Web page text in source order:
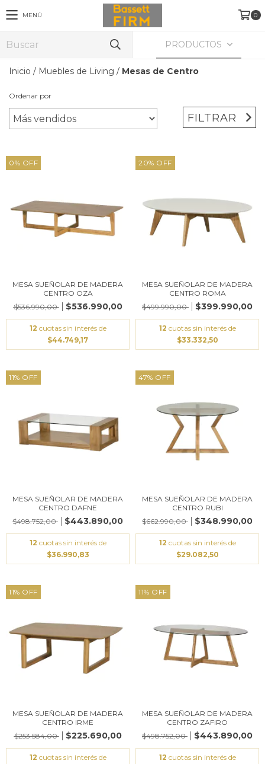
MENÚ 0
PRODUCTOS
Inicio / Muebles de Living / Mesas de Centro
Ordenar por
FILTRAR
0% OFF
MESA SUEÑOLAR DE MADERA
CENTRO OZA
$536.990,00
$536.990,00
12 cuotas sin interés de
$44.749,17
20% OFF
MESA SUEÑOLAR DE MADERA
CENTRO ROMA
$499.990,00
$399.990,00
12 cuotas sin interés de
$33.332,50
11% OFF
MESA SUEÑOLAR DE MADERA
CENTRO DAFNE
$498.752,00
$443.890,00
12 cuotas sin interés de
$36.990,83
47% OFF
MESA SUEÑOLAR DE MADERA
CENTRO RUBI
$662.990,00
$348.990,00
12 cuotas sin interés de
$29.082,50
11% OFF
MESA SUEÑOLAR DE MADERA
CENTRO IRME
$253.584,00
$225.690,00
12 cuotas sin interés de
11% OFF
MESA SUEÑOLAR DE MADERA
CENTRO ZAFIRO
$498.752,00
$443.890,00
12 cuotas sin interés de